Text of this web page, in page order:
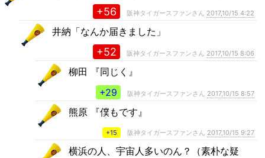
+56 阪神タイガースファンさん 2017,10/15 4:22
井納「なんか届きました」
+52 阪神タイガースファンさん 2017,10/15 8:06
柳田 『同じく』
+29
阪神タイガースファンさん 2017,10/15 8:57
熊原 『僕もです』
+15 阪神タイガースファンさん 2017,10/15 9:27
横浜の人、宇宙人多いのん？（素朴な疑